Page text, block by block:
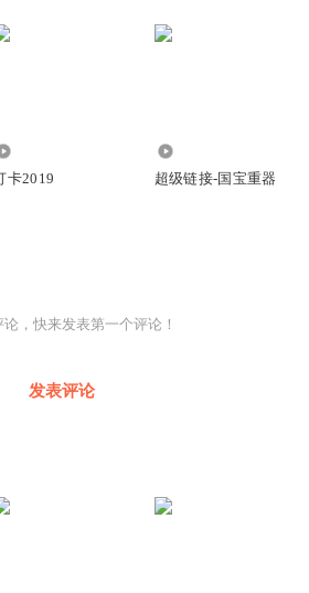
卡2019 超级链接-国宝重器
，快来发表第一个评论！
发表评论